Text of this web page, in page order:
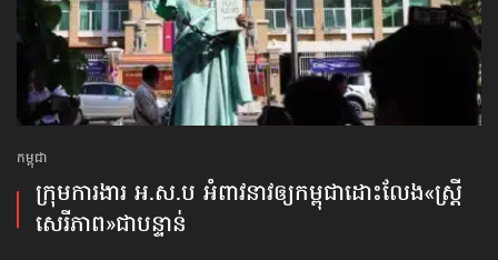
កម្ពុជា
ក្រុមការងារ អ.ស.ប អំពាវនាវ​ឲ្យកម្ពុជា​ដោះលែង​«ស្ត្រី
សេរីភាព»​ជាបន្ទាន់